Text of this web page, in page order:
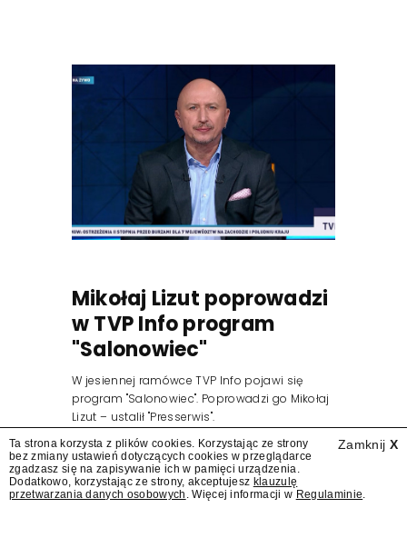
Mikołaj Lizut poprowadzi
w TVP Info program
"Salonowiec"
W jesiennej ramówce TVP Info pojawi się
program "Salonowiec". Poprowadzi go Mikołaj
Lizut – ustalił "Presserwis".
Zamknij X
Ta strona korzysta z plików cookies. Korzystając ze strony
bez zmiany ustawień dotyczących cookies w przeglądarce
zgadzasz się na zapisywanie ich w pamięci urządzenia.
Dodatkowo, korzystając ze strony, akceptujesz klauzulę
przetwarzania danych osobowych . Więcej informacji w Regulaminie.